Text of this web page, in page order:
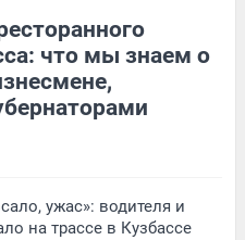
что мы знаем о
ужас»: водителя и
на трассе в Кузбассе